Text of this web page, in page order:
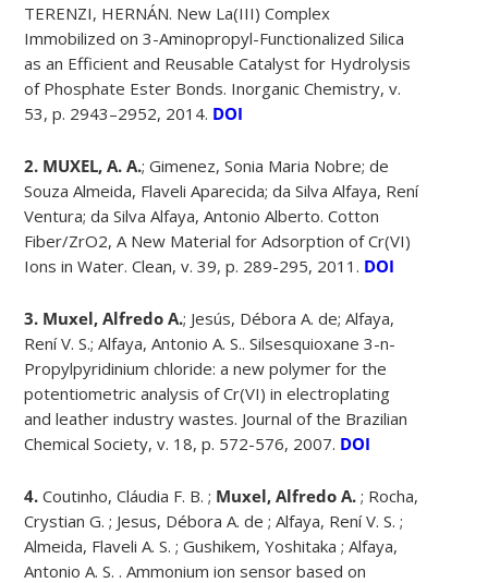
TERENZI, HERNÁN. New La(III) Complex
Immobilized on 3-Aminopropyl-Functionalized Silica
as an Efficient and Reusable Catalyst for Hydrolysis
of Phosphate Ester Bonds. Inorganic Chemistry, v.
53, p. 2943–2952, 2014. DOI
2. MUXEL, A. A.; Gimenez, Sonia Maria Nobre; de
Souza Almeida, Flaveli Aparecida; da Silva Alfaya, Rení
Ventura; da Silva Alfaya, Antonio Alberto. Cotton
Fiber/ZrO2, A New Material for Adsorption of Cr(VI)
Ions in Water. Clean, v. 39, p. 289-295, 2011. DOI
3. Muxel, Alfredo A.; Jesús, Débora A. de; Alfaya,
Rení V. S.; Alfaya, Antonio A. S.. Silsesquioxane 3-n-
Propylpyridinium chloride: a new polymer for the
potentiometric analysis of Cr(VI) in electroplating
and leather industry wastes. Journal of the Brazilian
Chemical Society, v. 18, p. 572-576, 2007. DOI
4.Coutinho, Cláudia F. B. ; Muxel, Alfredo A. ; Rocha,
Crystian G. ; Jesus, Débora A. de ; Alfaya, Rení V. S. ;
Almeida, Flaveli A. S. ; Gushikem, Yoshitaka ; Alfaya,
Antonio A. S. . Ammonium ion sensor based on